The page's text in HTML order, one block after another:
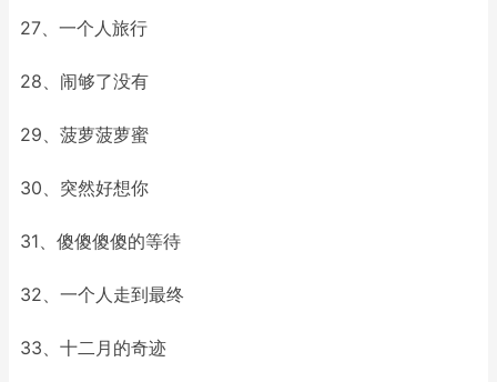
27、一个人旅行
28、闹够了没有
29、菠萝菠萝蜜
30、突然好想你
31、傻傻傻傻的等待
32、一个人走到最终
33、十二月的奇迹